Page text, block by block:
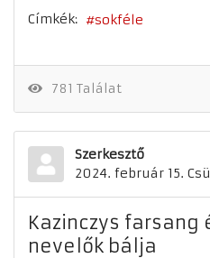
Címkék: sokféle
781 Találat
Szerkesztő
2024. február 15.
Kazinczys farsang
nevelők bálja